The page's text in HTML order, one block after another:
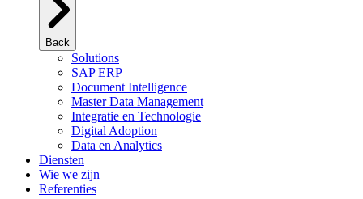
Back
Solutions
SAP ERP
Document Intelligence
Master Data Management
Integratie en Technologie
Digital Adoption
Data en Analytics
Diensten
Wie we zijn
Referenties